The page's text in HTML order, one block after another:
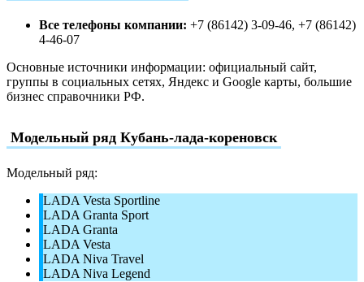
Все телефоны компании: +7 (86142) 3-09-46, +7 (86142)
4-46-07
Основные источники информации: официальный сайт,
группы в социальных сетях, Яндекс и Google карты, большие
бизнес справочники РФ.
Модельный ряд Кубань-лада-кореновск
Модельный ряд:
LADA Vesta Sportline
LADA Granta Sport
LADA Granta
LADA Vesta
LADA Niva Travel
LADA Niva Legend